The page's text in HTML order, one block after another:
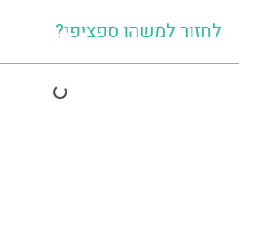
לחזור למשהו ספציפי?